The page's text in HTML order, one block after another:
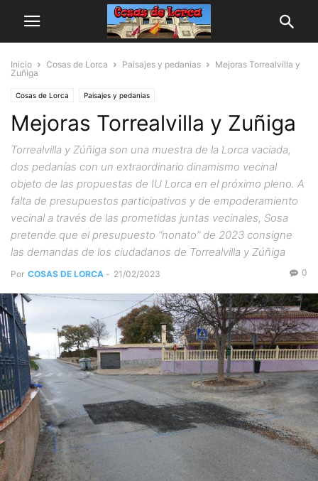
Inicio Cosas de Lorca Paisajes y pedanias
Mejoras Torrealvilla y
Zuñiga
Cosas de Lorca Paisajes y pedanias
Mejoras Torrealvilla y Zuñiga
Torrealvilla y Zúñiga son una muestra de la Lorca vaciada,
dos pedanías con un extraordinario dinamismo vecinal
objeto de las propuestas de IU Lorca en el próximo pleno. A
falta de presupuestos participativos y de empoderamiento
vecinal a través de las prometidas juntas vecinales, Sosa
pretende que el presupuesto “nonato” de 2023 consigne
las demandas de los ciudadanos de Torrealvilla y Zúñiga
Por COSAS DE LORCA - 21/02/2023 0